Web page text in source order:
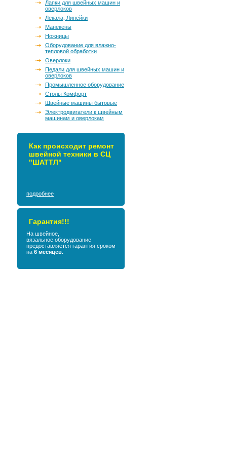
Лапки для швейных машин и
оверлоков
Лекала, Линейки
Манекены
Ножницы
Оборудование для влажно-
тепловой обработки
Оверлоки
Педали для швейных машин и
оверлоков
Промышленное оборудование
Столы Комфорт
Швейные машины бытовые
Электродвигатели к швейным
машинам и оверлокам
Как происходит ремонт
швейной техники в СЦ
"ШАТТЛ"
подробнее
Гарантия!!!
На швейное,
вязальное оборудование
предоставляется гарантия сроком
на 6 месяцев.